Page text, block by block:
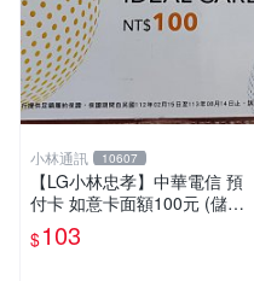
小林通訊 10607
【LG小林忠孝】中華電信 預
付卡 如意卡面額100元 (儲值
卡/補充卡)
$103